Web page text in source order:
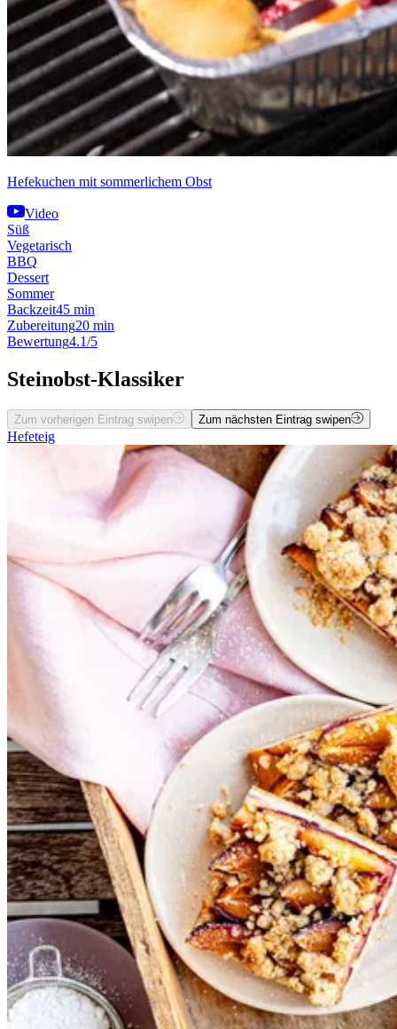
Hefekuchen mit sommerlichem Obst
Video
Süß
Vegetarisch
BBQ
Dessert
Sommer
Backzeit45 min
Zubereitung20 min
Bewertung4.1/5
Steinobst-Klassiker
Zum vorherigen Eintrag swipen Zum nächsten Eintrag swipen
Hefeteig